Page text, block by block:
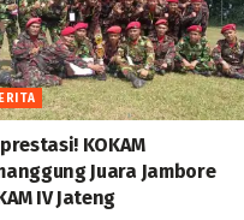
KOKAM
Juara Jambore
IV Jateng